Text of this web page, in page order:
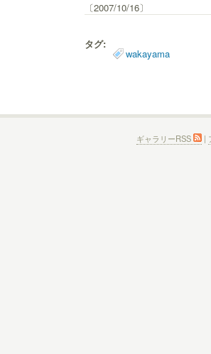
〔2007/10/16〕
タグ:
wakayama
ギャラリーRSS |